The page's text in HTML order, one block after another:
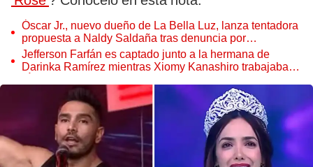
Óscar Jr., nuevo dueño de La Bella Luz, lanza tentadora
propuesta a Naldy Saldaña tras denuncia por
tocamientos
Jefferson Farfán es captado junto a la hermana de
Darinka Ramírez mientras Xiomy Kanashiro trabajaba: